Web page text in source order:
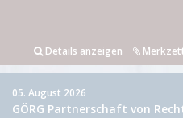
Details anzeigen
05. August 2026
GÖRG Partnerschaft von